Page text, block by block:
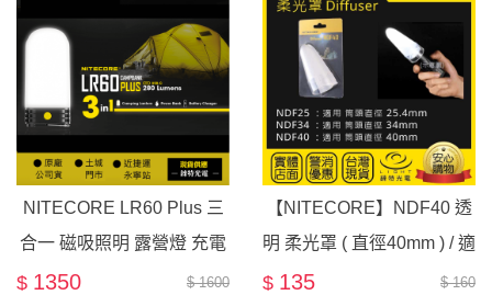
NITECORE LR60 Plus 三
合一 磁吸照明 露營燈 充電
$ 1600
$ 1350
【NITECORE】NDF40 透
明 柔光罩 ( 直徑40mm ) / 適
用 手電筒頭徑 4公分$ 160
$ 135